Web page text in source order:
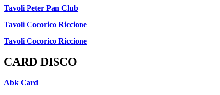
Tavoli Peter Pan Club
Tavoli Cocorico Riccione
Tavoli Cocorico Riccione
CARD DISCO
Abk Card